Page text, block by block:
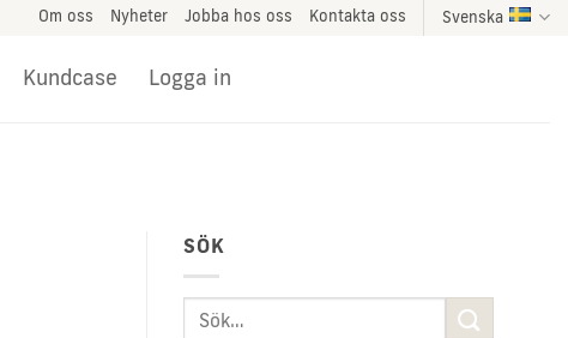
Om oss Nyheter Jobba hos oss Kontakta oss Svenska
Kundcase Logga in
SÖK